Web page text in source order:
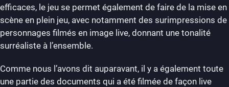
efficaces, le jeu se permet également de faire de la mise en
scène en plein jeu, avec notamment des surimpressions de
personnages filmés en image live, donnant une tonalité
surréaliste à l’ensemble.
Comme nous l’avons dit auparavant, il y a également toute
une partie des documents qui a été filmée de façon live